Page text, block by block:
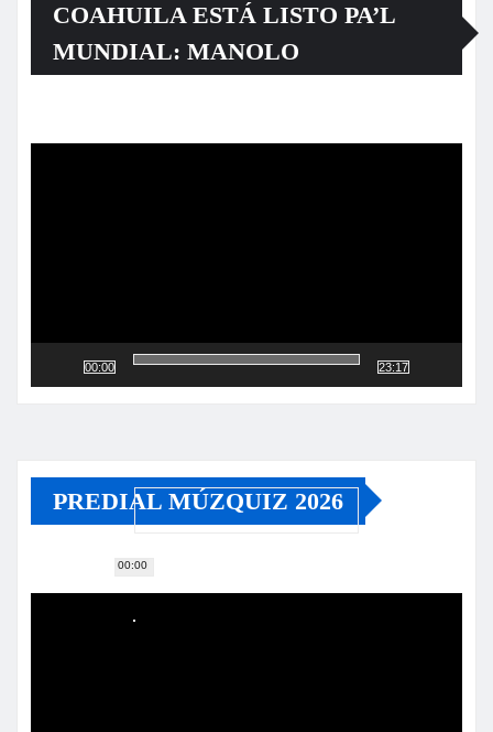
COAHUILA ESTÁ LISTO PA’L
MUNDIAL: MANOLO
00:00
00:00
23:17
PREDIAL MÚZQUIZ 2026
Reproductor